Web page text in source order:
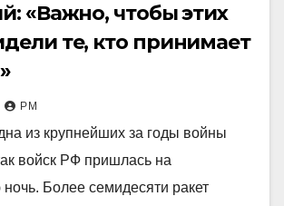
«Важно, чтобы этих
те, кто принимает
РМ
из крупнейших за годы войны
войск РФ пришлась на
Более семидесяти ракет